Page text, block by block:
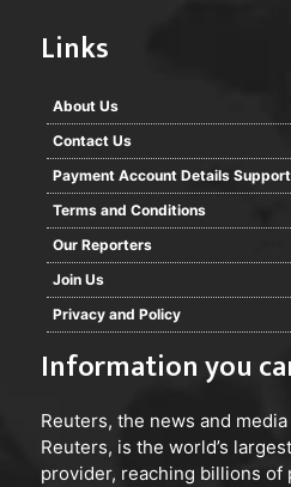
Links
About Us
Contact Us
Payment Account Details
Terms and Conditions
Our Reporters
Join Us
Privacy and Policy
Information you
Reuters, the news and
Reuters, is the world’s
provider, reaching billions